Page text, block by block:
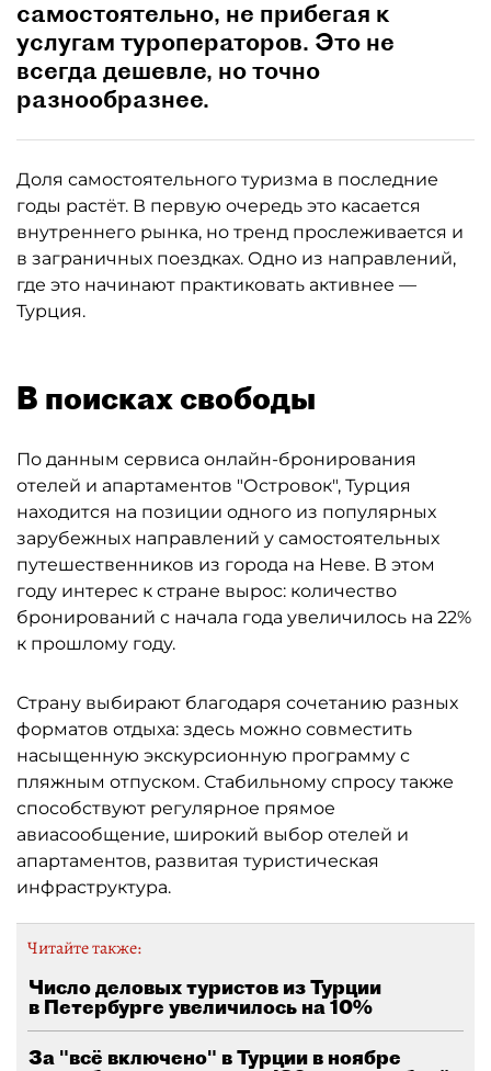
самостоятельно, не прибегая к
услугам туроператоров. Это не
всегда дешевле, но точно
разнообразнее.
Доля самостоятельного туризма в последние
годы растёт. В первую очередь это касается
внутреннего рынка, но тренд прослеживается и
в заграничных поездках. Одно из направлений,
где это начинают практиковать активнее —
Турция.
В поисках свободы
По данным сервиса онлайн-бронирования
отелей и апартаментов "Островок", Турция
находится на позиции одного из популярных
зарубежных направлений у самостоятельных
путешественников из города на Неве. В этом
году интерес к стране вырос: количество
бронирований с начала года увеличилось на 22%
к прошлому году.
Страну выбирают благодаря сочетанию разных
форматов отдыха: здесь можно совместить
насыщенную экскурсионную программу с
пляжным отпуском. Стабильному спросу также
способствуют регулярное прямое
авиасообщение, широкий выбор отелей и
апартаментов, развитая туристическая
инфраструктура.
Читайте также:
Число деловых туристов из Турции
в Петербурге увеличилось на 10%
За "всё включено" в Турции в ноябре